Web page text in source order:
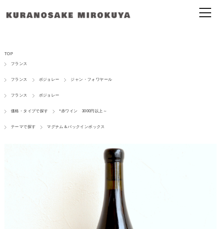
TOP
フランス
フランス ボジョレー ジャン・フォワヤール
フランス ボジョレー
価格・タイプで探す *赤ワイン 3000円以上～
テーマで探す マグナム＆バックインボックス